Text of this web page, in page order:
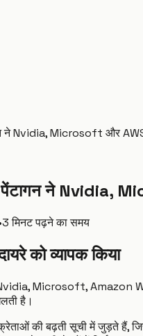
ने Nvidia, Microsoft और AWS
ने Nvidia,
3 मिनट पढ़ने का समय
को व्यापक किया
Nvidia, Microsoft,
है।
की बढ़ती सूची में जुड़ते हैं,